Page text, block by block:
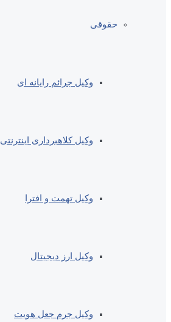
حقوقی
وکیل جرائم رایانه ای
وکیل کلاهبرداری اینترنتی
وکیل تهمت و افترا
وکیل ارز دیجیتال
وکیل جرم جعل هویت